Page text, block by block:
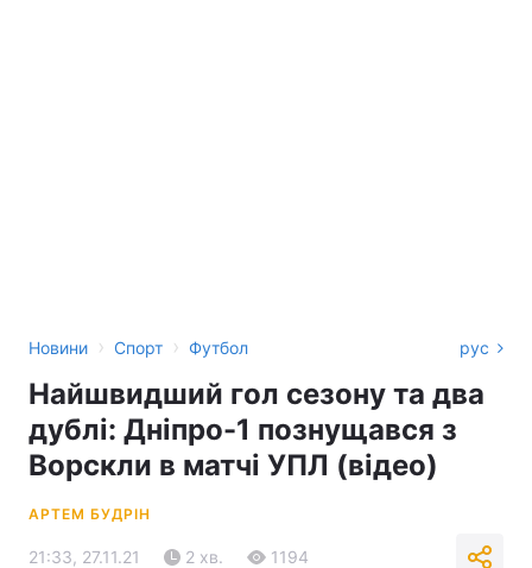
Новини › Спорт › Футбол рус
Найшвидший гол сезону та два
дублі: Дніпро-1 познущався з
Ворскли в матчі УПЛ (відео)
АРТЕМ БУДРІН
21:33, 27.11.21 2 хв. 1194